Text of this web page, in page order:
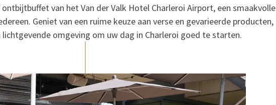
van het Van der Valk Hotel Charleroi Airport, een smaakvolle
Geniet van een ruime keuze aan verse en gevarieerde producten,
lichtgevende omgeving om uw dag in Charleroi goed te starten.